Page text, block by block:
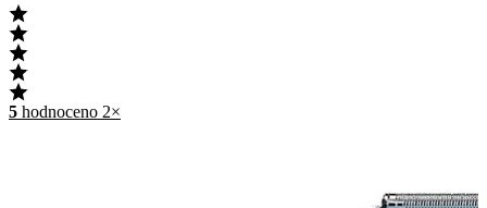
5 hodnoceno 2×